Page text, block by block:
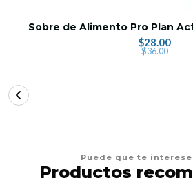
Sobre de Alimento Pro Plan
$28.00
$36.00
Puede que te
Productos